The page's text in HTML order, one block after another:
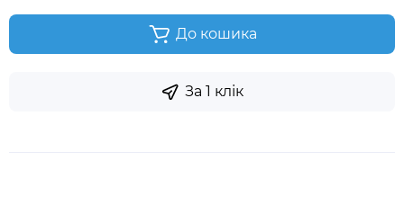
До кошика
За 1 клік